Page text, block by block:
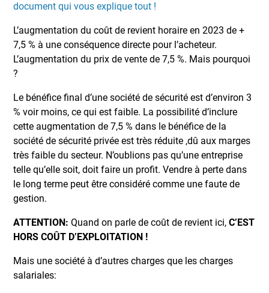
document qui vous explique tout !
L’augmentation du coût de revient horaire en 2023 de +
7,5 % à une conséquence directe pour l’acheteur.
L’augmentation du prix de vente de 7,5 %. Mais pourquoi
?
Le bénéfice final d’une société de sécurité est d’environ 3
% voir moins, ce qui est faible. La possibilité d’inclure
cette augmentation de 7,5 % dans le bénéfice de la
société de sécurité privée est très réduite ,dû aux marges
très faible du secteur. N’oublions pas qu’une entreprise
telle qu’elle soit, doit faire un profit. Vendre à perte dans
le long terme peut être considéré comme une faute de
gestion.
ATTENTION: Quand on parle de coût de revient ici,C’EST
HORS COÛT D’EXPLOITATION !
Mais une société à d’autres charges que les charges
salariales: